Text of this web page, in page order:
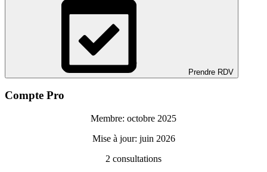
Prendre RDV
Compte Pro
Membre: octobre 2025
Mise à jour: juin 2026
2 consultations